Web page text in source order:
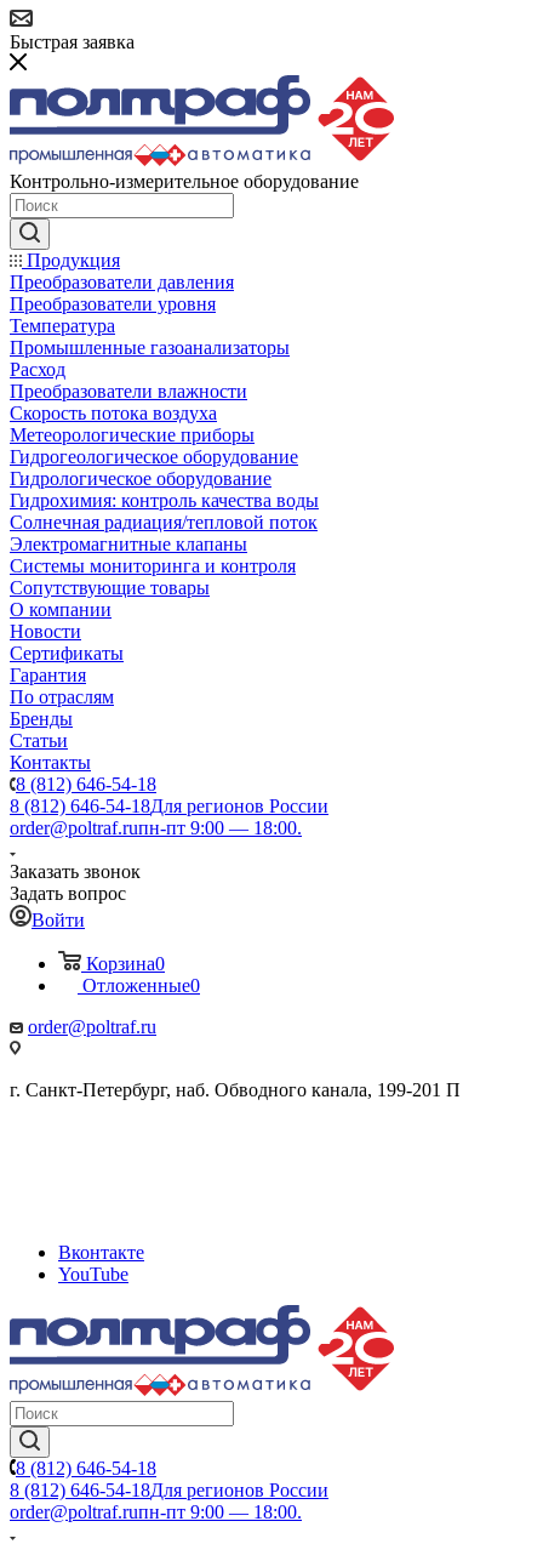
Быстрая заявка
Контрольно-измерительное оборудование
Продукция
Преобразователи давления
Преобразователи уровня
Температура
Промышленные газоанализаторы
Расход
Преобразователи влажности
Скорость потока воздуха
Метеорологические приборы
Гидрогеологическое оборудование
Гидрологическое оборудование
Гидрохимия: контроль качества воды
Солнечная радиация/тепловой поток
Электромагнитные клапаны
Системы мониторинга и контроля
Сопутствующие товары
О компании
Новости
Сертификаты
Гарантия
По отраслям
Бренды
Статьи
Контакты
8 (812) 646-54-18
8 (812) 646-54-18Для регионов России
order@poltraf.ruпн-пт 9:00 — 18:00.
Заказать звонок
Задать вопрос
Войти
Корзина0
Отложенные0
order@poltraf.ru
г. Санкт-Петербург, наб. Обводного канала, 199-201 П
Вконтакте
YouTube
8 (812) 646-54-18
8 (812) 646-54-18Для регионов России
order@poltraf.ruпн-пт 9:00 — 18:00.